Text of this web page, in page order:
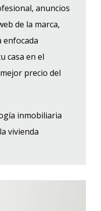
anuncios
de la marca,
enfocada
casa en el
precio del
inmobiliaria
vivienda